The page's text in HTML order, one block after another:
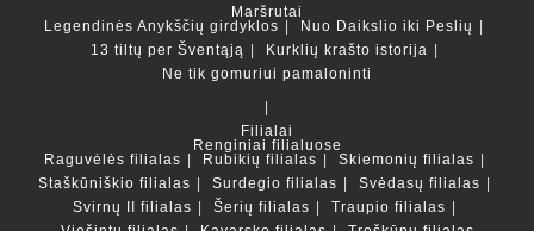
Maršrutai
Legendinės Anykščių girdyklos
Nuo Daikslio iki Peslių
13 tiltų per Šventąją
Kurklių krašto istorija
Ne tik gomuriui pamaloninti
Filialai
Renginiai filialuose
Raguvėlės filialas
Rubikių filialas
Skiemonių filialas
Staškūniškio filialas
Surdegio filialas
Svėdasų filialas
Svirnų II filialas
Šerių filialas
Traupio filialas